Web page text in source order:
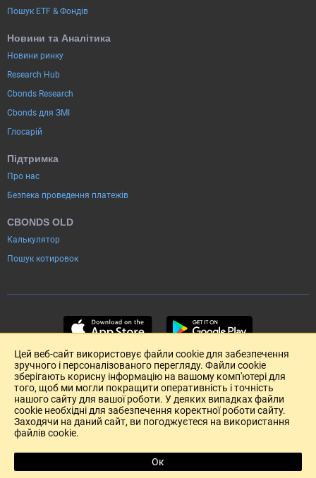
Пошук ETF & Фондів
Новини та Аналітика
Новини ринку
Research Hub
Cbonds Research
Cbonds для ЗМІ
Глосарій
Підтримка
Про нас
Безпека проведення платежів
CBONDS OLD
Калькулятор
Пошук котировок
Розміщення реклами
Цей веб-сайт використовує файли cookie для забезпечення
зручного і персоналізованого перегляду. Файли cookie
зберігають корисну інформацію на вашому комп'ютері для
того, щоб ми могли покращити оперативність і точність
нашого сайту для вашої роботи. У деяких випадках файли
cookie необхідні для забезпечення коректної роботи сайту.
Заходячи на даний сайт, ви погоджуєтеся на використання
файлів cookie.
Ок